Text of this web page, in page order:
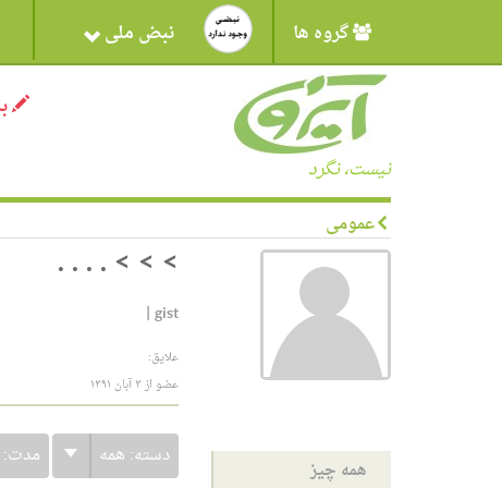
گروه ها نبض ملی
نیست، نگرد
عمومی
همه چیز
> > > . . . .
gist
|
علایق:
عضو از ۳ آبان ۱۳۹۱
دسته: همه مدت: